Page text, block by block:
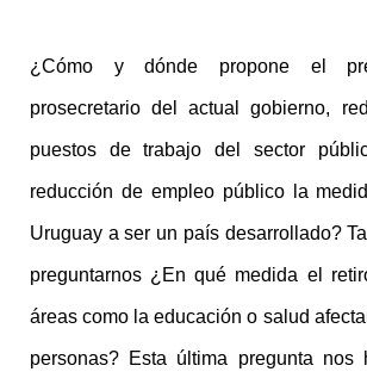
¿Cómo y dónde propone el
prosecretario del actual gobierno,
puestos de trabajo del sector
reducción de empleo público la
Uruguay a ser un país desarrollado?
preguntarnos ¿En qué medida el
áreas como la educación o salud
personas? Esta última pregunta nos